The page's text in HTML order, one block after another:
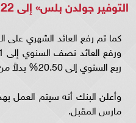
التوفير جولدن بلس» إلى 22%
ربع السنوي إلى 20.50% بدلاً من 18.50%.
وأعلن البنك أنه سيتم العمل
مارس المقبل.